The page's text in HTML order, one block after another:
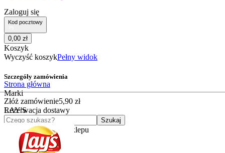
Zaloguj się
Kod pocztowy
0,00 zł
Koszyk
Wyczyść koszykPełny widok
Szczegóły zamówienia
Złóż zamówienie5,90 zł
Rezerwacja dostawy
Czego szukasz?
Szukaj
KategorieKategorie sklepu
Rabatówka
Outlet
Strona główna
Marki
LAY'S